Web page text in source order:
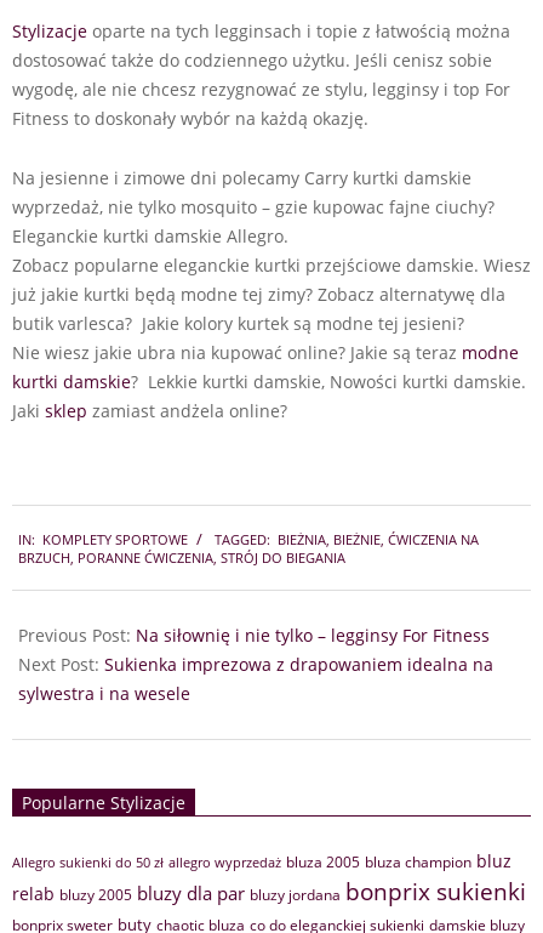
Stylizacje oparte na tych legginsach i topie z łatwością można
dostosować także do codziennego użytku. Jeśli cenisz sobie
wygodę, ale nie chcesz rezygnować ze stylu, legginsy i top For
Fitness to doskonały wybór na każdą okazję.
Na jesienne i zimowe dni polecamy Carry kurtki damskie
wyprzedaż, nie tylko mosquito – gzie kupowac fajne ciuchy?
Eleganckie kurtki damskie Allegro.
Zobacz popularne eleganckie kurtki przejściowe damskie. Wiesz
już jakie kurtki będą modne tej zimy? Zobacz alternatywę dla
butik varlesca? Jakie kolory kurtek są modne tej jesieni?
Nie wiesz jakie ubra nia kupować online? Jakie są teraz modne
kurtki damskie? Lekkie kurtki damskie, Nowości kurtki damskie.
Jaki sklep zamiast andżela online?
10-
IN: KOMPLETY SPORTOWE TAGGED: BIEŻNIA BIEŻNIE ĆWICZENIA NA
BRZUCH PORANNE ĆWICZENIA STRÓJ DO BIEGANIA
Previous Post: Na siłownię i nie tylko – legginsy For Fitness
Next Post: Sukienka imprezowa z drapowaniem idealna na
sylwestra i na wesele
Popularne Stylizacje
Allegro sukienki do 50 zł allegro wyprzedaż bluza 2005 bluza champion bluz
relab bluzy 2005 bluzy dla par bluzy jordana bonprix sukienki
bonprix sweter buty chaotic bluza co do eleganckiej sukienki damskie bluzy